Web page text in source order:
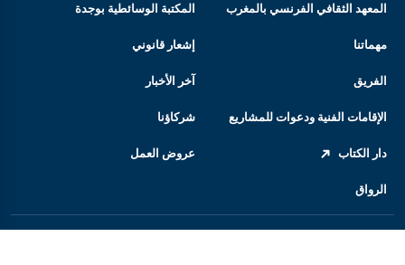
المعهد الثقافي الفرنسي بالمغرب المكتبة الوسائطية بوجدة
مهماتنا إشعار قانوني
الفريق آخر الأخبار
الإقامات الفنية ودعوات للمشاريع شركاؤنا
دار الكتاب عروض العمل
الرواق